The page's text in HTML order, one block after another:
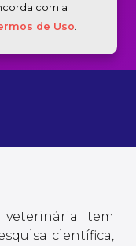
com a
de Uso.
tem
científica,